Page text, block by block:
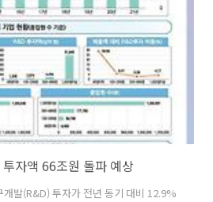
라 구축을 위한 인허가 협의는 모두 완료
주시와의 인허가 협의만 남아 있었던 상
자액 66조원 돌파 예상
발(R&D) 투자가 전년 동기 대비 12.9%